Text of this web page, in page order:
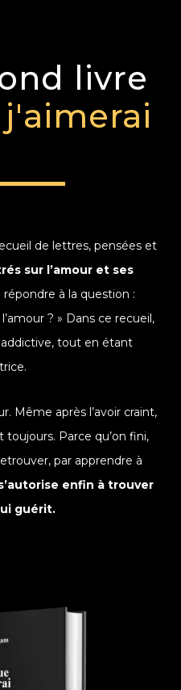
livre
de lettres, pensées et
sur l’amour et ses
à la question :
? » Dans ce recueil,
tout en étant
Même après l’avoir craint,
Parce qu’on fini,
par apprendre à
enfin à trouver
guérit.